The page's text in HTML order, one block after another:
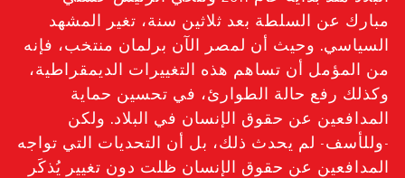
مبارك عن السلطة بعد ثلاثين سنة، تغير المشهد
السياسي. وحيث أن لمصر الآن برلمان منتخب، فإنه
من المؤمل أن تساهم هذه التغييرات الديمقراطية،
وكذلك رفع حالة الطوارئ، في تحسين حماية
المدافعين عن حقوق الإنسان في البلاد. ولكن
-وللأسف- لم يحدث ذلك، بل أن التحديات التي تواجه
المدافعين عن حقوق الإنسان ظلت دون تغيير يُذكَر